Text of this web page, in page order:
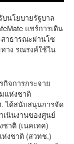
บนโยบายรัฐบาล
แชร์การเดิน
าธารณะผ่านโซ
าง รณรงค์ใช้ใน
จการกระจาย
แห่งชาติ
ได้สนับสนุนการจัด
เนินงานของศูนย์
าติ (เนคเทค)
งชาติ (สวทช.)